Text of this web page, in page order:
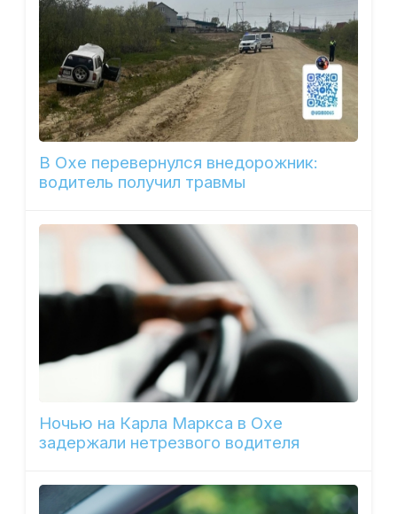
В Охе перевернулся внедорожник:
водитель получил травмы
Ночью на Карла Маркса в Охе
задержали нетрезвого водителя